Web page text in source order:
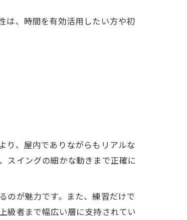
は、時間を有効活用したい方や初
り、屋内でありながらもリアルな
スイングの細かな動きまで正確に
のが魅力です。また、練習だけで
級者まで幅広い層に支持されてい